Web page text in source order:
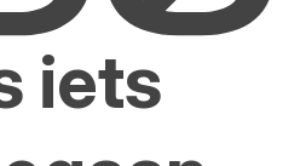
iets